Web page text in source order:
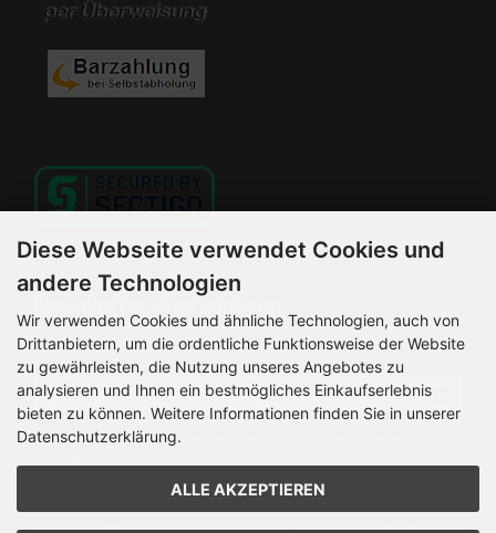
Newsletter-Anmeldung
E-Mail-Adresse:
Der Newsletter kann jederzeit hier oder in Ihrem Kundenkonto
HELLEMANN MOTORRADSERVICE © 2026 | Template © 2026
Diese Webseite verwendet Cookies und
andere Technologien
Wir verwenden Cookies und ähnliche Technologien, auch von
Drittanbietern, um die ordentliche Funktionsweise der Website
zu gewährleisten, die Nutzung unseres Angebotes zu
analysieren und Ihnen ein bestmögliches Einkaufserlebnis
bieten zu können. Weitere Informationen finden Sie in unserer
Datenschutzerklärung.
ALLE AKZEPTIEREN